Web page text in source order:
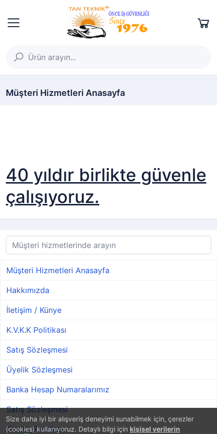
Size daha iyi bir alışveriş deneyimi sunabilmek için, çerezler
(cookies) kullanıyoruz. Detaylı bilgi için kişisel verilerin
Müşteri Hizmetleri Anasayfa
40 yıldır birlikte güvenle
çalışıyoruz.
Müşteri Hizmetleri Anasayfa
Hakkımızda
İletişim / Künye
K.V.K.K Politikası
Satış Sözleşmesi
Üyelik Sözleşmesi
Banka Hesap Numaralarımız
Satış Sözleşmesi
Gizlilik Politikası